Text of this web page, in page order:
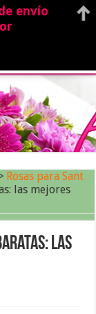
Rosas para Sant
las mejores
las
envío